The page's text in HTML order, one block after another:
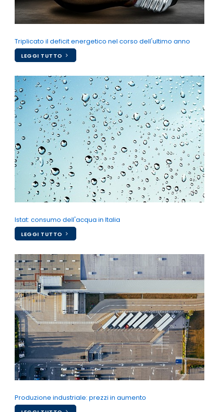
Triplicato il deficit energetico nel corso dell'ultimo anno
LEGGI TUTTO
Istat: consumo dell'acqua in Italia
LEGGI TUTTO
Produzione industriale: prezzi in aumento